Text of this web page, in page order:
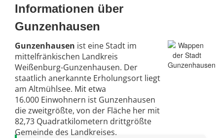
Informationen über
Gunzenhausen
Gunzenhausen ist eine Stadt im
mittelfränkischen Landkreis
Weißenburg-Gunzenhausen. Der
staatlich anerkannte Erholungsort liegt
am Altmühlsee. Mit etwa
16.000 Einwohnern ist Gunzenhausen
die zweitgrößte, von der Fläche her mit
82,73 Quadratkilometern drittgrößte
Gemeinde des Landkreises.